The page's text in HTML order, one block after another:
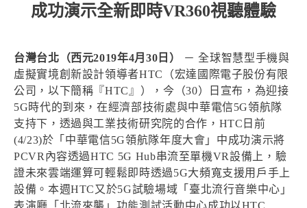
成功演示全新即時VR360視聽體驗
台灣台北（西元2019年4月30日）
－ 全球智慧型手機與
虛擬實境創新設計領導者HTC（宏達國際電子股份有限
公司，以下簡稱『HTC』），今（30）日宣布，為迎接
5G時代的到來，在經濟部技術處與中華電信5G領航隊
支持下，透過與工業技術研究院的合作，HTC日前
(4/23)於「中華電信5G領航隊年度大會」中成功演示將
PCVR內容透過HTC 5G Hub串流至單機VR設備上，驗
證未來雲端運算可輕鬆即時透過5G大頻寬支援用戶手上
設備。本週HTC又於5G試驗場域「臺北流行音樂中心」